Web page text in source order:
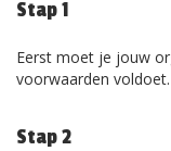
Stap 1
Eerst moet je jouw
voorwaarden
Stap 2